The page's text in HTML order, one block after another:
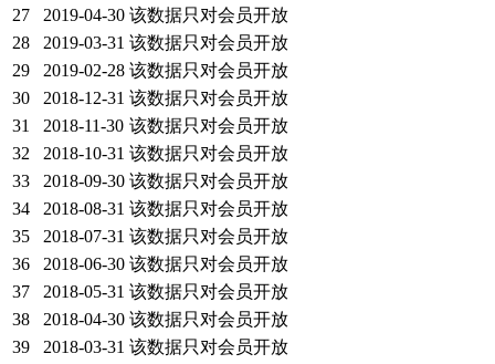
27
2019-04-30 该数据只对会员开放
28
2019-03-31 该数据只对会员开放
29
2019-02-28 该数据只对会员开放
30
2018-12-31 该数据只对会员开放
31
2018-11-30 该数据只对会员开放
32
2018-10-31 该数据只对会员开放
33
2018-09-30 该数据只对会员开放
34
2018-08-31 该数据只对会员开放
35
2018-07-31 该数据只对会员开放
36
2018-06-30 该数据只对会员开放
37
2018-05-31 该数据只对会员开放
38
2018-04-30 该数据只对会员开放
39
2018-03-31 该数据只对会员开放